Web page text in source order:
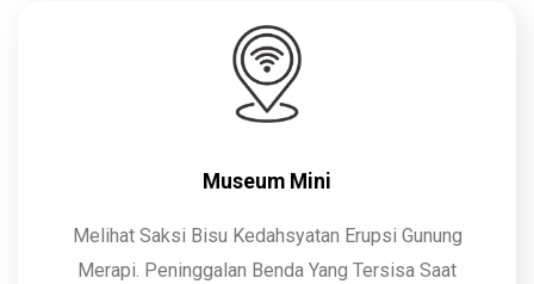
Museum Mini
Melihat Saksi Bisu Kedahsyatan Erupsi Gunung
Merapi. Peninggalan Benda Yang Tersisa Saat